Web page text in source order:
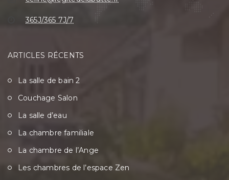
365J/365 7J/7
ARTICLES RÉCENTS
La salle de bain 2
Couchage Salon
La salle d’eau
La chambre familiale
La chambre de l’Ange
Les chambres de l’espace Zen